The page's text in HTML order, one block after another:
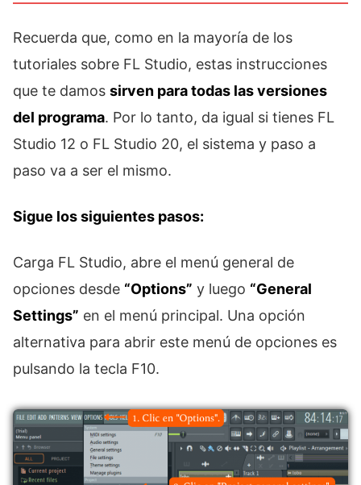
Recuerda que, como en la mayoría de los
tutoriales sobre FL Studio, estas instrucciones
que te damos sirven para todas las versiones
del programa. Por lo tanto, da igual si tienes FL
Studio 12 o FL Studio 20, el sistema y paso a
paso va a ser el mismo.
Sigue los siguientes pasos:
Carga FL Studio, abre el menú general de
opciones desde “Options” y luego “General
Settings” en el menú principal. Una opción
alternativa para abrir este menú de opciones es
pulsando la tecla F10.